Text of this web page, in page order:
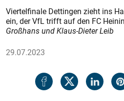
Viertelfinale Dettingen zieht ins
ein, der VfL trifft auf den FC
Großhans und Klaus-Dieter Leib
29.07.2023